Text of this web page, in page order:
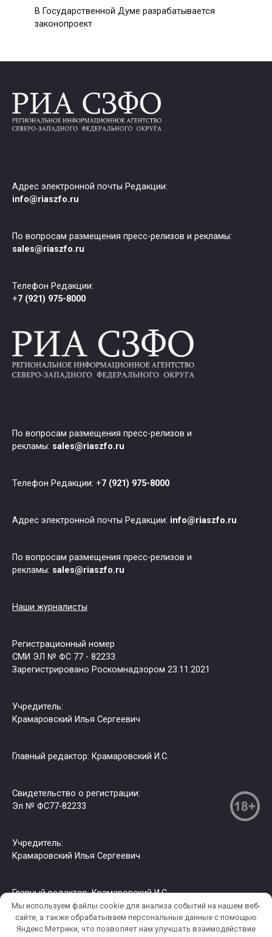
В Государственной Думе разрабатывается
законопроект
Адрес электронной почты Редакции:
info@riaszfo.ru
По вопросам размещения пресс-релизов и рекламы:
sales@riaszfo.ru
Телефон Редакции:
+7 (921) 975-8000
По вопросам размещения пресс-релизов и
рекламы: sales@riaszfo.ru
Телефон Редакции: +7 (921) 975-8000
Адрес электронной почты Редакции: info@riaszfo.ru
По вопросам размещения пресс-релизов и
рекламы: sales@riaszfo.ru
Наши журналисты
Регистрационный номер
СМИ ЭЛ № ФС 77 - 82233.
Зарегистрировано Роскомнадзором 23.11.2021
Учредитель:
Крамаровский Илья Сергеевич
Главный редактор: Крамаровский И.С.
Свидетельство о регистрации:
Эл № ФС77-82233
Учредитель:
Крамаровский Илья Сергеевич
Главный редактор: Крамаровский И.С.
© 2026 РИА СЗФО. Копирование информации только с
Мы используем файлы cookie для анализа событий на нашем веб-
сайте, а также обрабатываем персональные данные с помощью
Яндекс Метрики, что позволяет нам улучшать взаимодействие